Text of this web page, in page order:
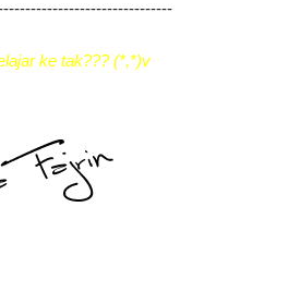
ke tak??? (*,*)v